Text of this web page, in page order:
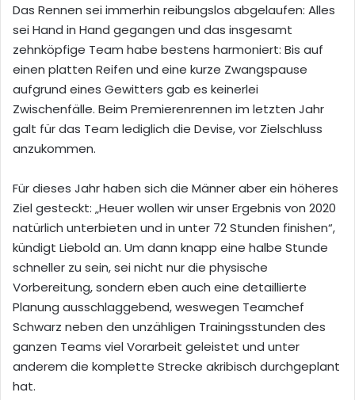
Das Rennen sei immerhin reibungslos abgelaufen: Alles
sei Hand in Hand gegangen und das insgesamt
zehnköpfige Team habe bestens harmoniert: Bis auf
einen platten Reifen und eine kurze Zwangspause
aufgrund eines Gewitters gab es keinerlei
Zwischenfälle. Beim Premierenrennen im letzten Jahr
galt für das Team lediglich die Devise, vor Zielschluss
anzukommen.
Für dieses Jahr haben sich die Männer aber ein höheres
Ziel gesteckt: „Heuer wollen wir unser Ergebnis von 2020
natürlich unterbieten und in unter 72 Stunden finishen“,
kündigt Liebold an. Um dann knapp eine halbe Stunde
schneller zu sein, sei nicht nur die physische
Vorbereitung, sondern eben auch eine detaillierte
Planung ausschlaggebend, weswegen Teamchef
Schwarz neben den unzähligen Trainingsstunden des
ganzen Teams viel Vorarbeit geleistet und unter
anderem die komplette Strecke akribisch durchgeplant
hat.